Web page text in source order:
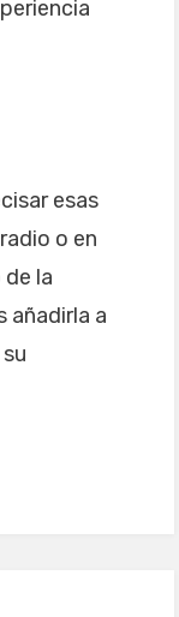
esas
o en
la
añadirla a